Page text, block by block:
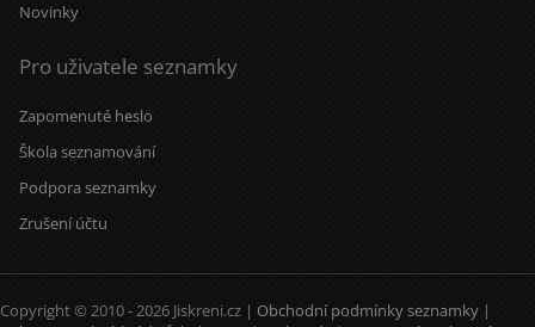
Novinky
Pro uživatele seznamky
Zapomenuté heslo
Škola seznamování
Podpora seznamky
Zrušení účtu
Copyright © 2010 - 2026 Jiskreni.cz | Obchodní podmínky seznamky |